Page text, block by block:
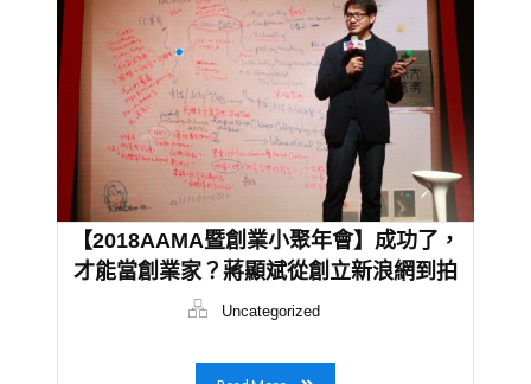
【2018AAMA暨創業小聚年會】成功了，
才能當創業家？蔣顯斌從創立新浪網到拍
紀錄片，學會看見自己的不足
Uncategorized